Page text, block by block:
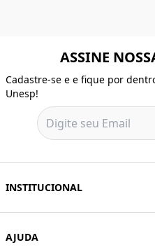
ASSINE
Cadastre-se e e fique por
Unesp!
INSTITUCIONAL
AJUDA